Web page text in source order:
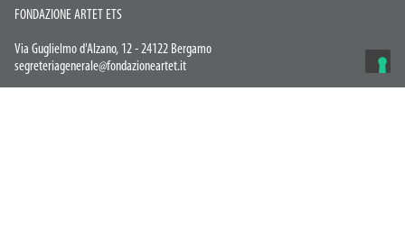
FONDAZIONE ARTET ETS
Via Guglielmo d'Alzano, 12 - 24122 Bergamo
segreteriagenerale@fondazioneartet.it